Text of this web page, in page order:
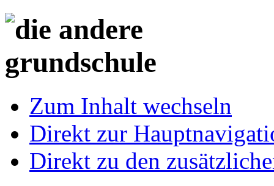
Zum Inhalt wechseln
Direkt zur
Direkt zu den